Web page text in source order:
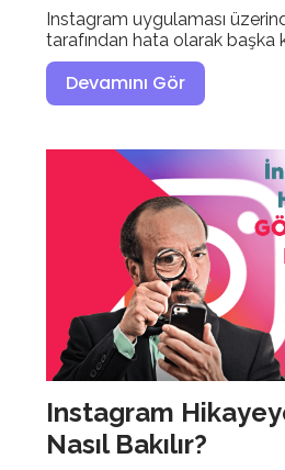
Instagram uygulaması
tarafından hata olarak başka
Devamını Gör
Instagram
Nasıl Bakılır?